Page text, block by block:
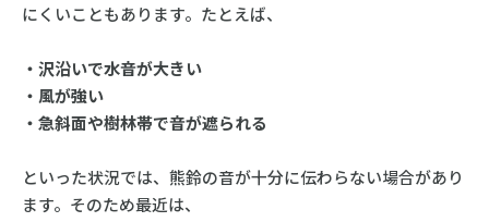
にくいこともあります。たとえば、
・沢沿いで水音が大きい
・風が強い
・急斜面や樹林帯で音が遮られる
といった状況では、熊鈴の音が十分に伝わらない場合があり
ます。そのため最近は、